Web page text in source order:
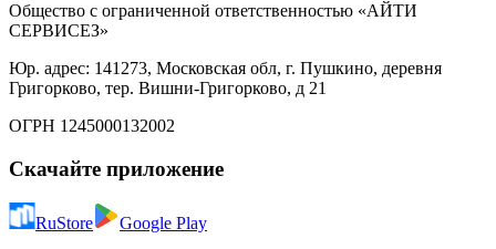
Общество с ограниченной ответственностью «АЙТИ
СЕРВИСЕЗ»
Юр. адрес: 141273, Московская обл, г. Пушкино, деревня
Григорково, тер. Вишни-Григорково, д 21
ОГРН 1245000132002
Скачайте приложение
RuStore Google Play